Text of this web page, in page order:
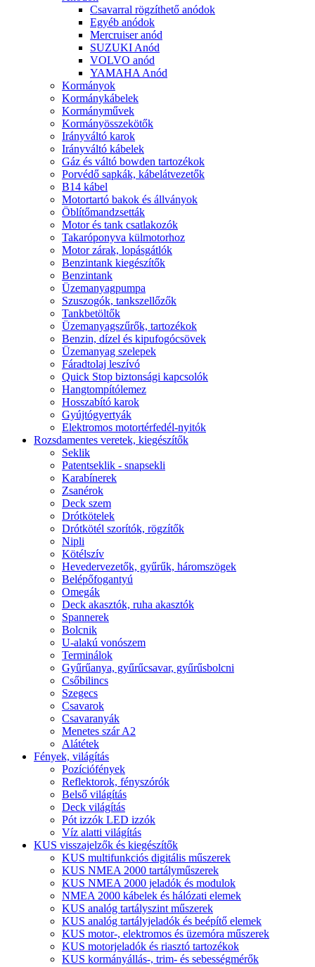
Csavarral rögzíthető anódok
Egyéb anódok
Mercruiser anód
SUZUKI Anód
VOLVO anód
YAMAHA Anód
Kormányok
Kormánykábelek
Kormányművek
Kormányösszekötők
Irányváltó karok
Irányváltó kábelek
Gáz és váltó bowden tartozékok
Porvédő sapkák, kábelátvezetők
B14 kábel
Motortartó bakok és állványok
Öblítőmandzsetták
Motor és tank csatlakozók
Takaróponyva külmotorhoz
Motor zárak, lopásgátlók
Benzintank kiegészítők
Benzintank
Üzemanyagpumpa
Szuszogók, tankszellőzők
Tankbetöltők
Üzemanyagszűrők, tartozékok
Benzin, dízel és kipufogócsövek
Üzemanyag szelepek
Fáradtolaj leszívó
Quick Stop biztonsági kapcsolók
Hangtompítólemez
Hosszabító karok
Gyújtógyertyák
Elektromos motortérfedél-nyitók
Rozsdamentes veretek, kiegészítők
Seklik
Patentseklik - snapsekli
Karabínerek
Zsanérok
Deck szem
Drótkötelek
Drótkötél szorítók, rögzítők
Nipli
Kötélszív
Hevedervezetők, gyűrűk, háromszögek
Belépőfogantyú
Omegák
Deck akasztók, ruha akasztók
Spannerek
Bolcnik
U-alakú vonószem
Terminálok
Gyűrűanya, gyűrűcsavar, gyűrűsbolcni
Csőbilincs
Szegecs
Csavarok
Csavaranyák
Menetes szár A2
Alátétek
Fények, világítás
Pozíciófények
Reflektorok, fényszórók
Belső világítás
Deck világítás
Pót izzók LED izzók
Víz alatti világítás
KUS visszajelzők és kiegészítők
KUS multifunkciós digitális műszerek
KUS NMEA 2000 tartályműszerek
KUS NMEA 2000 jeladók és modulok
NMEA 2000 kábelek és hálózati elemek
KUS analóg tartályszint műszerek
KUS analóg tartályjeladók és beépítő elemek
KUS motor-, elektromos és üzemóra műszerek
KUS motorjeladók és riasztó tartozékok
KUS kormányállás-, trim- és sebességmérők